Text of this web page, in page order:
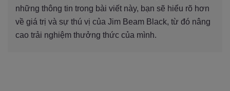
những thông tin trong bài viết này, bạn sẽ hiểu rõ hơn
về giá trị và sự thú vị của Jim Beam Black, từ đó nâng
cao trải nghiệm thưởng thức của mình.